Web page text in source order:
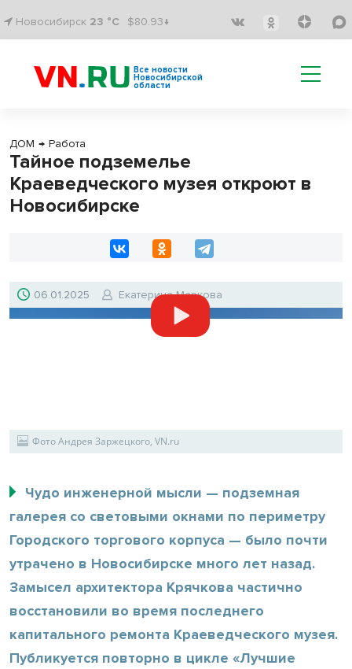
Новосибирск 23 °C $80.93↓
Все новости
Новосибирской
области
ДОМ → Работа
Тайное подземелье
Краеведческого музея откроют в
Новосибирске
06.01.2025 Екатерина Маркова
Фото Андрея Заржецкого, VN.ru
Чудо инженерной мысли — подземная
галерея со световыми окнами по периметру
Городского торгового корпуса — было почти
утрачено в Новосибирске много лет назад.
Замысел архитектора Крячкова частично
восстановили во время последнего
капитального ремонта Краеведческого музея.
Публикуется повторно в цикле «Лучшие